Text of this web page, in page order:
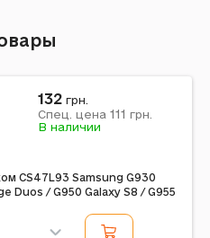
CS47L93 Samsung G930
Duos / G950 Galaxy S8 / G955
132 грн.
Спец. цена 111 грн.
В наличии